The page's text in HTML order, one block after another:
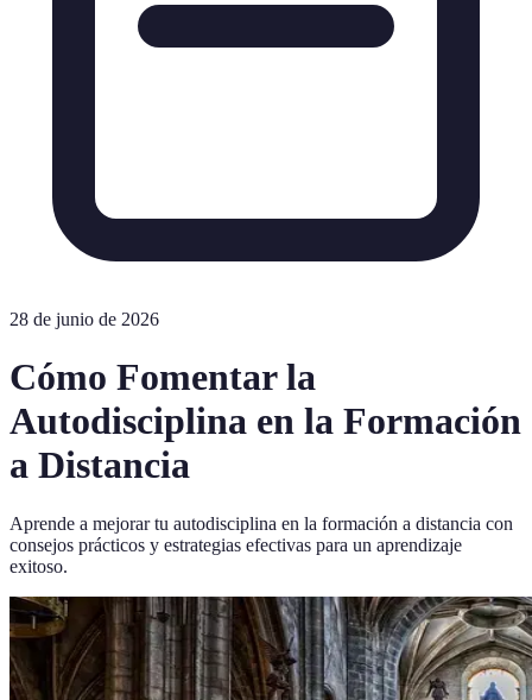
28 de junio de 2026
Cómo Fomentar la
Autodisciplina en la Formación
a Distancia
Aprende a mejorar tu autodisciplina en la formación a distancia con
consejos prácticos y estrategias efectivas para un aprendizaje
exitoso.